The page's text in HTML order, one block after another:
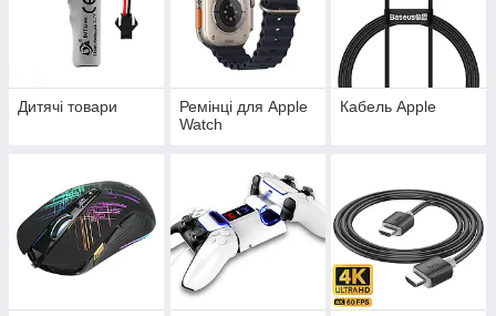
Дитячі товари
Ремінці для Apple
Watch
Кабель Apple